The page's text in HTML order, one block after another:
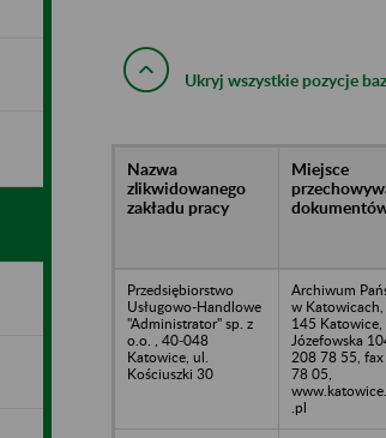
Ukryj wszystkie pozycje
Nazwa
zlikwidowanego
zakładu pracy
Miejsce
Przedsiębiorstwo
Usługowo-Handlowe
"Administrator" sp. z
o.o. , 40-048
Katowice, ul.
Kościuszki 30
Archiwum
w
145 Katowice,
Józefowska
208 78 55,
78 05,
.pl